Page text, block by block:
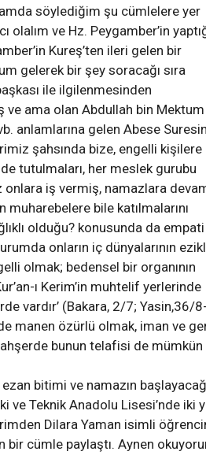
söylediğim şu cümlelere yer
ve Hz. Peygamber’in
Kureş’ten ileri gelen bir
gelerek bir şey soracağı sıra
ile ilgilenmesinden
ve ama olan Abdullah bin Mektum
anlamlarına gelen Abese
şahsında bize, engelli kişilere
tutulmaları, her meslek gurubu
iş vermiş, namazlara
bile katılmalarını
olduğu? konusunda da empati
onların iç dünyalarının
olmak; bedensel bir organının
ı Kerim’in muhtelif yerlerinde
vardır’ (Bakara, 2/7; Yasin,36/
manen özürlü olmak, iman ve
bunun telafisi de mümkün
bitimi ve namazın
ve Teknik Anadolu Lisesi’nde iki
Dilara Yaman isimli
bir cümle paylaştı. Aynen